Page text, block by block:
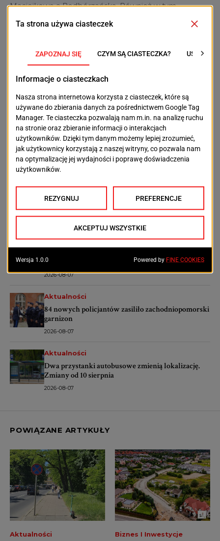
Maciejkową a Podbórzańską. Również w tym
takich zamiarów.
POPRZEDNI TEKST
Świetne wydarzenia
na polsko-niemieckiej
scenie. Choreografami
są wybitni artyści
NASTĘPNY TEKST
Nieistniejące
kąpielisko i
restauracja przy
Ecogeneratorze
OSTATNIE ARTYKUŁY
Nowe miejsca parkingowe przy Starkiewicza w
2026-08-07
Aktualności
drugie życie. Rusza wielki remont
2026-08-07
Aktualności
84 nowych policjantów zasiliło zachodniopomorski
garnizon
2026-08-07
Aktualności
Dwa przystanki autobusowe zmienią lokalizację.
Zmiany od 10 sierpnia
2026-08-07
POWIĄZANE ARTYKUŁY
Aktualności Biznes I Inwestycje